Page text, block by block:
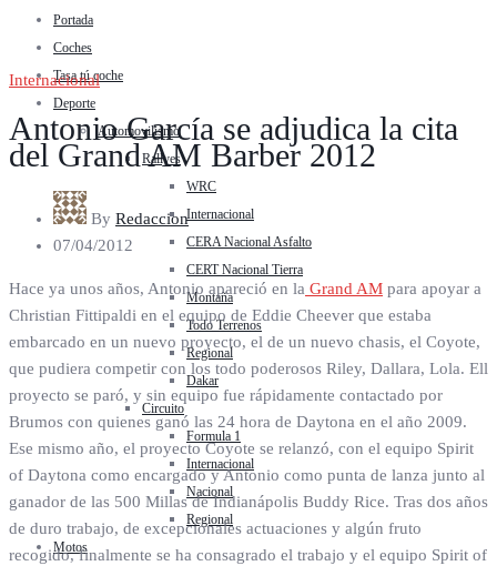
Portada
Coches
Tasa tú coche
Deporte
Automovilismo
Rallyes
WRC
Internacional
CERA Nacional Asfalto
CERT Nacional Tierra
Montaña
Todo Terrenos
Regional
Dakar
Circuito
Formula 1
Internacional
Nacional
Regional
Motos
Internacional
Antonio García se adjudica la cita
del Grand AM Barber 2012
By Redaccion
07/04/2012
Hace ya unos años, Antonio apareció en la Grand AM para apoyar a
Christian Fittipaldi en el equipo de Eddie Cheever que estaba
embarcado en un nuevo proyecto, el de un nuevo chasis, el Coyote,
que pudiera competir con los todo poderosos Riley, Dallara, Lola. Ell
proyecto se paró, y sin equipo fue rápidamente contactado por
Brumos con quienes ganó las 24 hora de Daytona en el año 2009.
Ese mismo año, el proyecto Coyote se relanzó, con el equipo Spirit
of Daytona como encargado y Antonio como punta de lanza junto al
ganador de las 500 Millas de Indianápolis Buddy Rice. Tras dos años
de duro trabajo, de excepcionales actuaciones y algún fruto
recogido, finalmente se ha consagrado el trabajo y el equipo Spirit of